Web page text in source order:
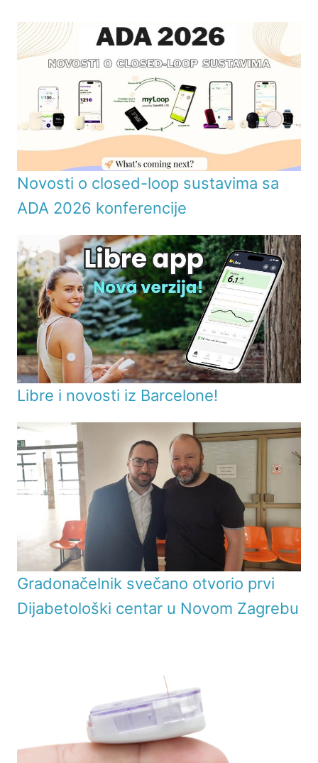
Novosti o closed-loop sustavima sa
ADA 2026 konferencije
Libre i novosti iz Barcelone!
Gradonačelnik svečano otvorio prvi
Dijabetološki centar u Novom Zagrebu